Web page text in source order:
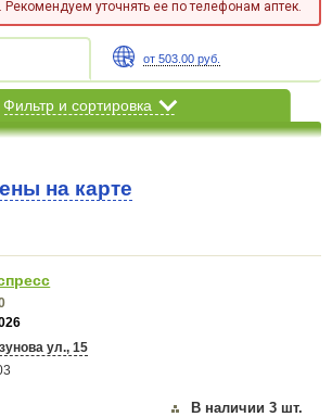
Рекомендуем уточнять ее по телефонам аптек.
от 503.00 руб.
Фильтр и сортировка
загружается...
на карте
ул., 15
В наличии 3 шт.